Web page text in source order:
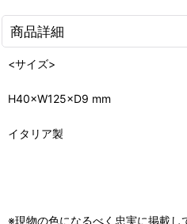
商品詳細
<サイズ>
H40×W125×D9 mm
イタリア製
※現物の色になるべく忠実に掲載し